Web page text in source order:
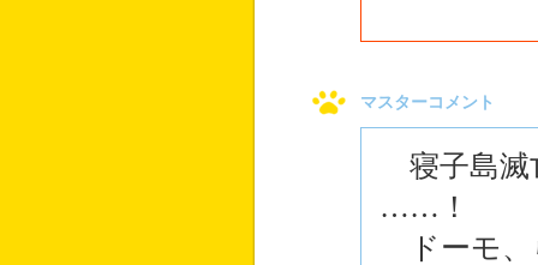
マスターコメント
寝子島滅
……！
ドーモ、